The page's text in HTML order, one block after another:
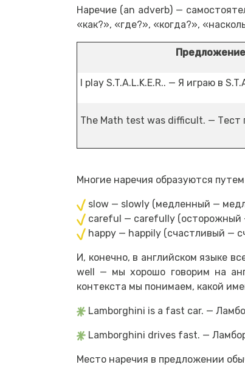
Наречие (an adverb) —
«как?», «где?», «когда?»,
I play S.T.A.L.K.E.R.. — Я играю в
The Math test was difficult. —
Многие наречия образуются
slow — slowly (медленный —
careful — carefully (осторожный
happy — happily (счастливый —
И, конечно, в английском языке
well — мы хорошо говорим на
контекста мы понимаем, какой
Lamborghini is a fast car. —
Lamborghini drives fast. —
Место наречия в предложении